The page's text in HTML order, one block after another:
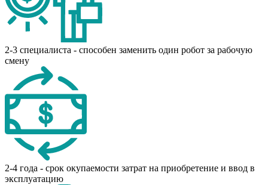
2-3 специалиста - способен заменить один робот за рабочую
смену
2-4 года - срок окупаемости затрат на приобретение и ввод в
эксплуатацию